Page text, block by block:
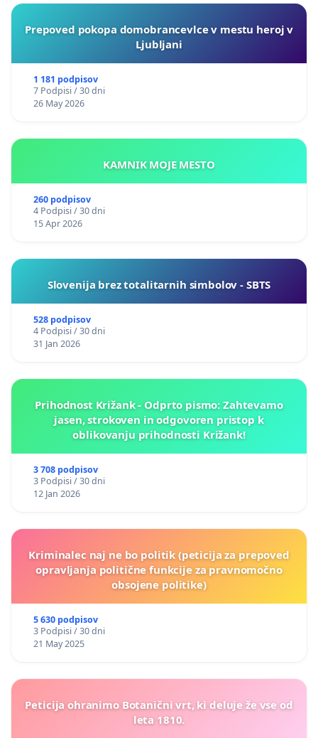
Prepoved pokopa domobrancevlce v mestu heroj v
Ljubljani
1 181 podpisov
7 Podpisi / 30 dni
26 May 2026
KAMNIK MOJE MESTO
260 podpisov
4 Podpisi / 30 dni
15 Apr 2026
Slovenija brez totalitarnih simbolov - SBTS
528 podpisov
4 Podpisi / 30 dni
31 Jan 2026
Prihodnost Križank - Odprto pismo: Zahtevamo
jasen, strokoven in odgovoren pristop k
oblikovanju prihodnosti Križank!
3 708 podpisov
3 Podpisi / 30 dni
12 Jan 2026
Kriminalec naj ne bo politik (peticija za prepoved
opravljanja politične funkcije za pravnomočno
obsojene politike)
5 630 podpisov
3 Podpisi / 30 dni
21 May 2025
Peticija ohranimo Botanični vrt, ki deluje že vse od
leta 1810.